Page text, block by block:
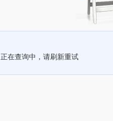
正在查询中，请刷新重试